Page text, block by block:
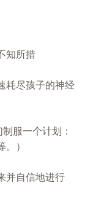
知所措
耗尽孩子的神经
制服一个计划：
）
并自信地进行